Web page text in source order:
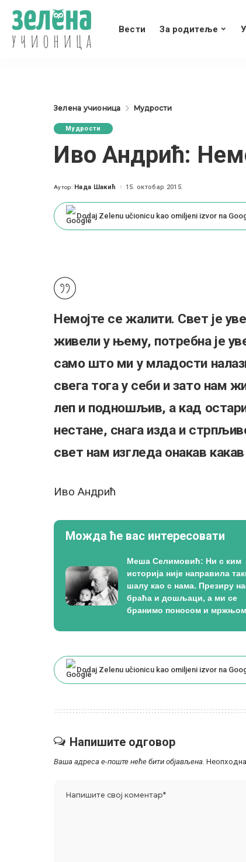
Вести За родитеље
Зелена учионица Мудрости
Мудрости
Иво Андрић:
Posted
Аутор: Нада Шакић 15. октобар 2015.
Dodaj Zelenu učionicu kao omiljeni izvor na
Немојте се жалити. Свет је
живели у њему, потребна је
само што ми у младости
свега тога у себи и зато нам
леп и подношљив, а кад
нестане, снага изда и
свет нам изгледа онакав какав
Иво Андрић
Можда ће вас интересовати
Меша Селимовић: Ни с ким
историја није направила
шалу као с нама. Презиру
браћа и дошљаци, а ми се
бранимо поносом и мржњом
Dodaj Zelenu učionicu kao omiljeni izvor na
Напишите одговор
Ваша адреса е-поште неће бити објављена.